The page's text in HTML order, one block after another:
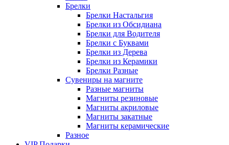
Брелки
Брелки Настальгия
Брелки из Обсидиана
Брелки для Водителя
Брелки с Буквами
Брелки из Дерева
Брелки из Керамики
Брелки Разные
Сувениры на магните
Разные магниты
Магниты резиновые
Магниты акриловые
Магниты закатные
Магниты керамические
Разное